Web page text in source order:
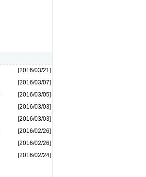
[2016/03/21]
[2016/03/07]
[2016/03/05]
[2016/03/03]
[2016/03/03]
[2016/02/26]
[2016/02/26]
[2016/02/24]